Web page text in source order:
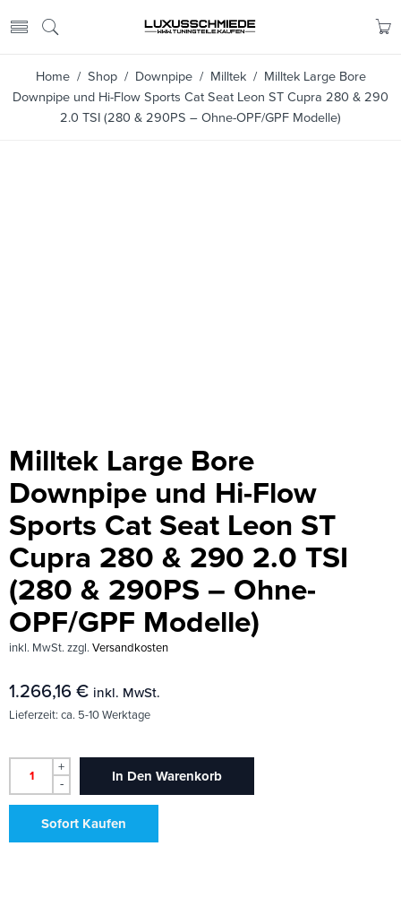
Home/ Shop/ Downpipe/ Milltek/ Milltek Large Bore
Downpipe und Hi-Flow Sports Cat Seat Leon ST Cupra 280 & 290
2.0 TSI (280 & 290PS – Ohne-OPF/GPF Modelle)
Milltek Large Bore
Downpipe und Hi-Flow
Sports Cat Seat Leon ST
Cupra 280 & 290 2.0 TSI
(280 & 290PS – Ohne-
OPF/GPF Modelle)
inkl. MwSt. zzgl. Versandkosten
1.266,16 € inkl. MwSt.
Lieferzeit: ca. 5-10 Werktage
+
-
In Den Warenkorb
Sofort Kaufen